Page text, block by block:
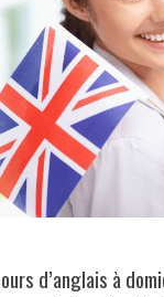
d’anglais à